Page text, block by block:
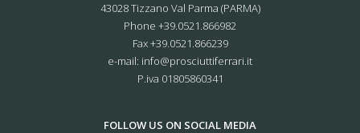
43028 Tizzano Val Parma (PARMA)
Phone +39.0521.866982
Fax +39.0521.866239
e-mail: info@prosciuttiferrari.it
P.iva 01805860341
FOLLOW US ON SOCIAL MEDIA